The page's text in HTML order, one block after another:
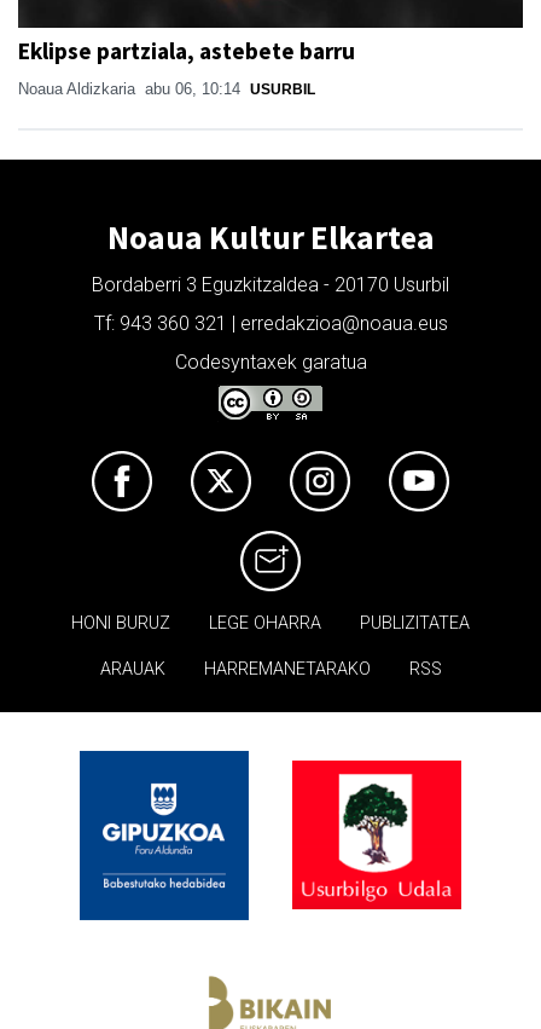
Eklipse partziala, astebete barru
Noaua Aldizkaria abu 06, 10:14 USURBIL
Noaua Kultur Elkartea
Bordaberri 3 Eguzkitzaldea - 20170 Usurbil
Tf: 943 360 321 | erredakzioa@noaua.eus
Codesyntaxek garatua
HONI BURUZ LEGE OHARRA PUBLIZITATEA
ARAUAK HARREMANETARAKO RSS